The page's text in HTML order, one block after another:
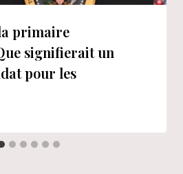
primaire
signifierait un
pour les